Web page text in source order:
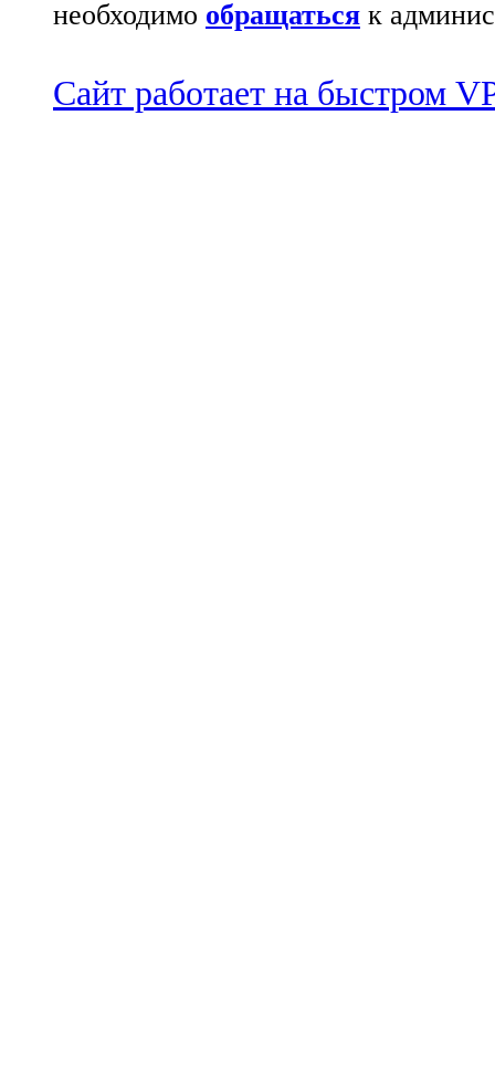
необходимо обращаться к
Сайт работает на быстром